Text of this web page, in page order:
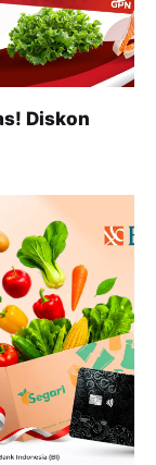
Diskon